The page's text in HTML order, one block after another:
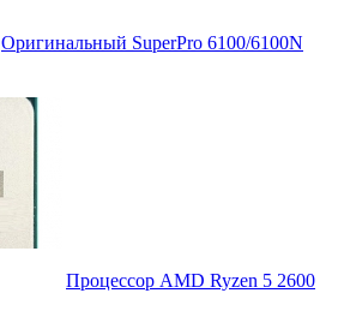
Оригинальный SuperPro 6100/6100N
Процессор AMD Ryzen 5 2600